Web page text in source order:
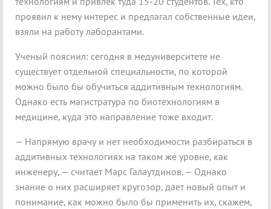
проявил к нему интерес и предлагал собственные идеи,
взяли на работу лаборантами.
Ученый пояснил: сегодня в медуниверситете не
существует отдельной специальности, по которой
можно было бы обу­читься аддитивным технологиям.
Однако есть магистратура по биотехнологиям в
медицине, куда это направление тоже входит.
— Напрямую врачу и нет необходимости разбираться в
аддитивных технологиях на таком же уровне, как
инженеру, — считает Марс Галаутдинов. — Однако
знание о них расширяет кругозор, дает новый опыт и
понимание, как можно было бы применить их, скажем,